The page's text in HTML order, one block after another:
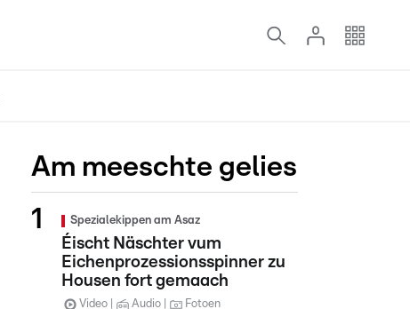
Am meeschte gelies
Spezialekippen am Asaz
Éischt Näschter vum
Eichenprozessionsspinner zu
Housen fort gemaach
Video Audio Fotoen